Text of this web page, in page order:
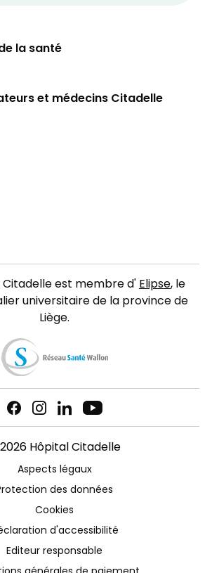
la santé
et médecins Citadelle
Citadelle est membre d'Elipse, le
universitaire de la province de
Liège.
Hôpital Citadelle
Aspects légaux
des données
Cookies
d'accessibilité
Editeur responsable